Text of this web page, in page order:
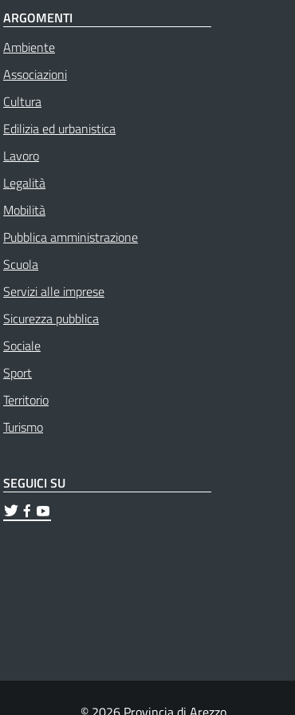
ARGOMENTI
Ambiente
Associazioni
Cultura
Edilizia ed urbanistica
Lavoro
Legalità
Mobilità
Pubblica amministrazione
Scuola
Servizi alle imprese
Sicurezza pubblica
Sociale
Sport
Territorio
Turismo
SEGUICI SU